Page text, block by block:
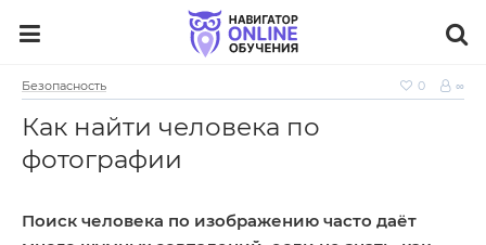
Безопасность 0 ∞
Как найти человека по
фотографии
Поиск человека по изображению часто даёт